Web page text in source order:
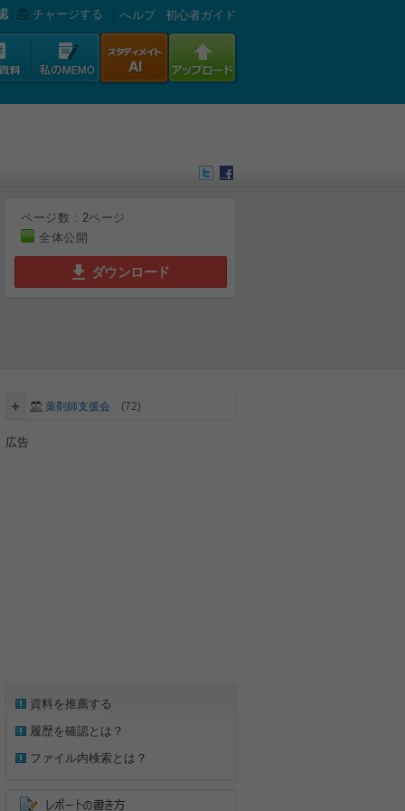
チャージする へルプ 初心者ガイド
ページ数 : 2ページ
全体公開
ダウンロード
薬剤師支援会 (72)
広告
資料を推薦する
履歴を確認とは？
ファイル内検索とは？